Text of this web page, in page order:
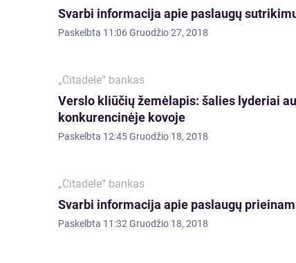
Svarbi informacija apie paslaugų
Paskelbta 11:06 Gruodžio 27, 2018
„Citadele“ bankas
Verslo kliūčių žemėlapis: šalies lyderiai
konkurencinėje kovoje
Paskelbta 12:45 Gruodžio 18, 2018
„Citadele“ bankas
Svarbi informacija apie paslaugų
Paskelbta 11:32 Gruodžio 18, 2018